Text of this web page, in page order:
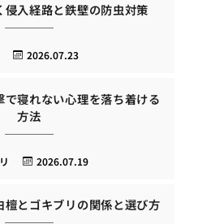
侵入経路と鉄壁の防虫対策
2026.07.23
寝れない心理を落ち着ける
方法
2026.07.19
檀とゴキブリの関係と選び方